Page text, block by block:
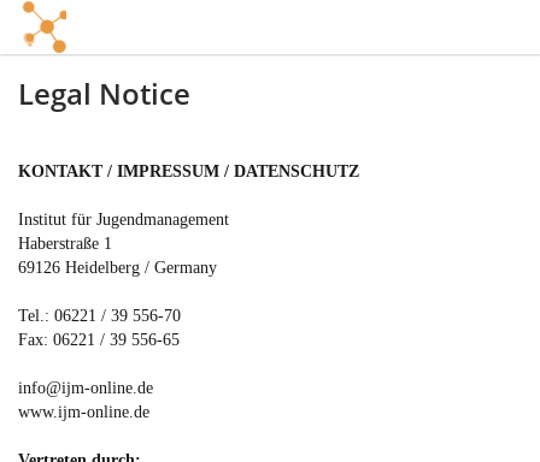
Legal Notice
KONTAKT / IMPRESSUM / DATENSCHUTZ
Institut für Jugendmanagement
Haberstraße 1
69126 Heidelberg / Germany
Tel.: 06221 / 39 556-70
Fax: 06221 / 39 556-65
info@ijm-online.de
www.ijm-online.de